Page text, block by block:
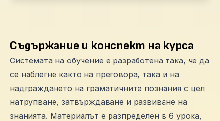
Съдържание и конспект на курса
Системата на обучение е разработена така, че да
се наблегне както на преговора, така и на
надграждането на граматичните познания с цел
натрупване, затвърждаване и развиване на
знанията. Материалът е разпределен в 6 урока,